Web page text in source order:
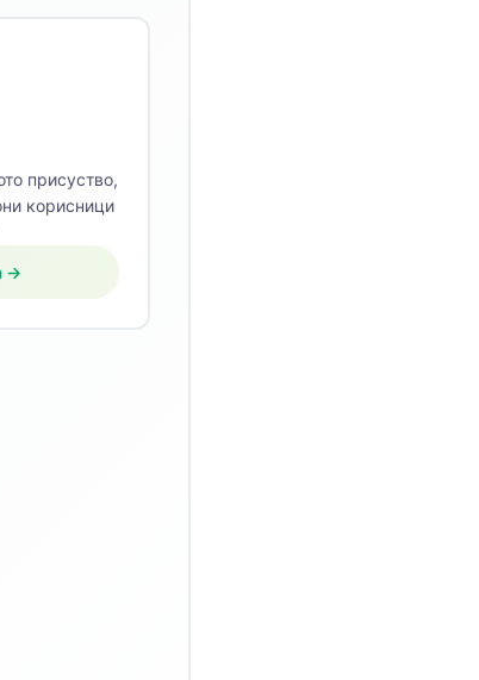
присуство,
корисници
→